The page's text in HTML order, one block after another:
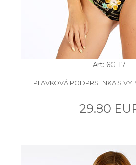
Art: 6G117
PLAVKOVÁ PODPRSENKA S
29.80